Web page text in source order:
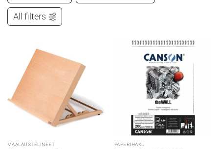
All filters
MAALAUSTELINEET PAPERIHAKU